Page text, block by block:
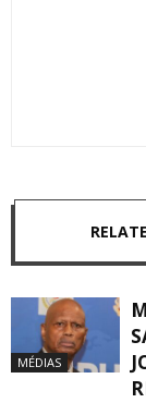
MÉDIAS